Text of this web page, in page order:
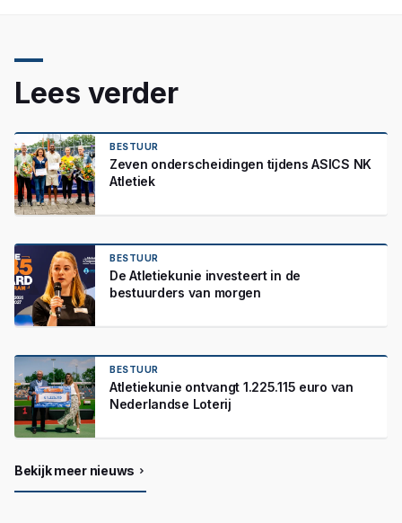
Lees verder
BESTUUR
Zeven onderscheidingen tijdens ASICS NK
Atletiek
BESTUUR
De Atletiekunie investeert in de
bestuurders van morgen
BESTUUR
Atletiekunie ontvangt 1.225.115 euro van
Nederlandse Loterij
Bekijk meer nieuws